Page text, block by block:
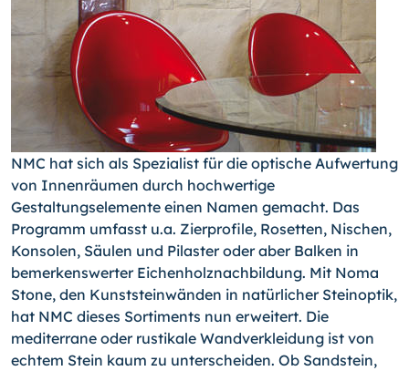
NMC hat sich als Spezialist für die optische Aufwertung
von Innenräumen durch hochwertige
Gestaltungselemente einen Namen gemacht. Das
Programm umfasst u.a. Zierprofile, Rosetten, Nischen,
Konsolen, Säulen und Pilaster oder aber Balken in
bemerkenswerter Eichenholznachbildung. Mit Noma
Stone, den Kunststeinwänden in natürlicher Steinoptik,
hat NMC dieses Sortiments nun erweitert. Die
mediterrane oder rustikale Wandverkleidung ist von
echtem Stein kaum zu unterscheiden. Ob Sandstein,